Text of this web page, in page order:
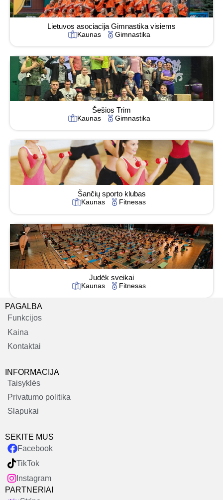
Lietuvos asociacija Gimnastika visiems
Kaunas Gimnastika
Šešios Trim
Kaunas Gimnastika
Šančių sporto klubas
Kaunas Fitnesas
Judėk sveikai
Kaunas Fitnesas
PAGALBA
Funkcijos
Kaina
Kontaktai
INFORMACIJA
Taisyklės
Privatumo politika
Slapukai
SEKITE MUS
Facebook
TikTok
Instagram
PARTNERIAI